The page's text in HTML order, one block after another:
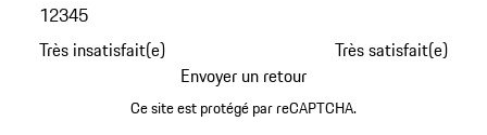
Très insatisfait(e)
12345
Très satisfait(e)
Envoyer un retour
Ce site est protégé par reCAPTCHA.